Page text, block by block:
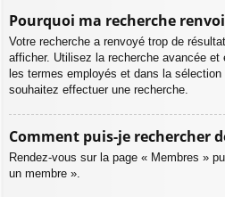
Pourquoi ma recherche
Votre recherche a renvoyé trop de
afficher. Utilisez la recherche avancée et
les termes employés et dans la
souhaitez effectuer une recherche.
Comment puis-je rechercher
Rendez-vous sur la page « Membres »
un membre ».